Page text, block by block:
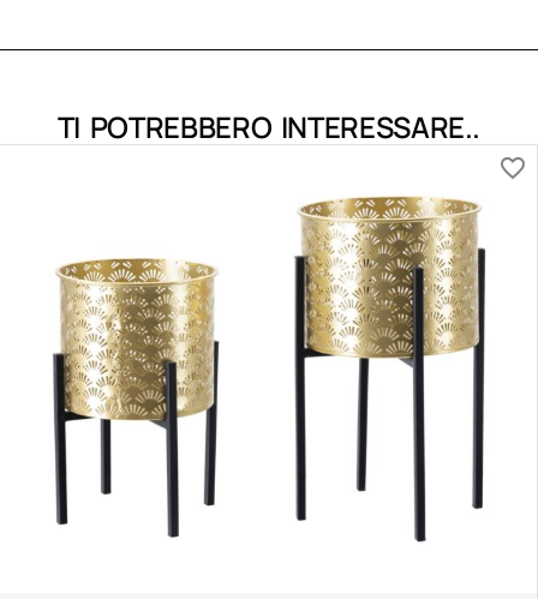
TI POTREBBERO INTERESSARE..